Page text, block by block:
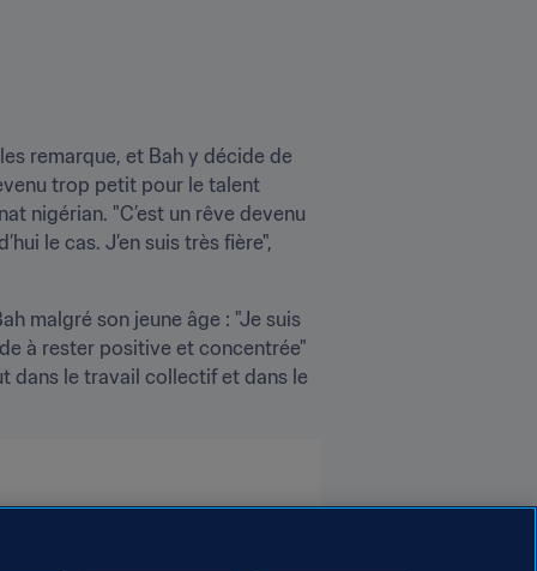
remarque, et Bah y décide de
trop petit pour le talent
nigérian. "C’est un rêve devenu
le cas. J’en suis très fière",
malgré son jeune âge : "Je suis
à rester positive et concentrée"
dans le travail collectif et dans le